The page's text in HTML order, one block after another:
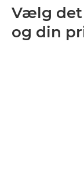
Vælg
og din